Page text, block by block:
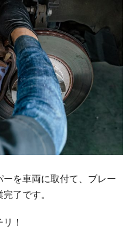
を車両に取付て、ブレー
了です。
！